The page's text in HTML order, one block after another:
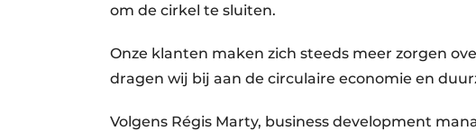
om de cirkel te sluiten.
Onze klanten maken zich steeds meer zorgen
dragen wij bij aan de circulaire economie en
Volgens Régis Marty, business development